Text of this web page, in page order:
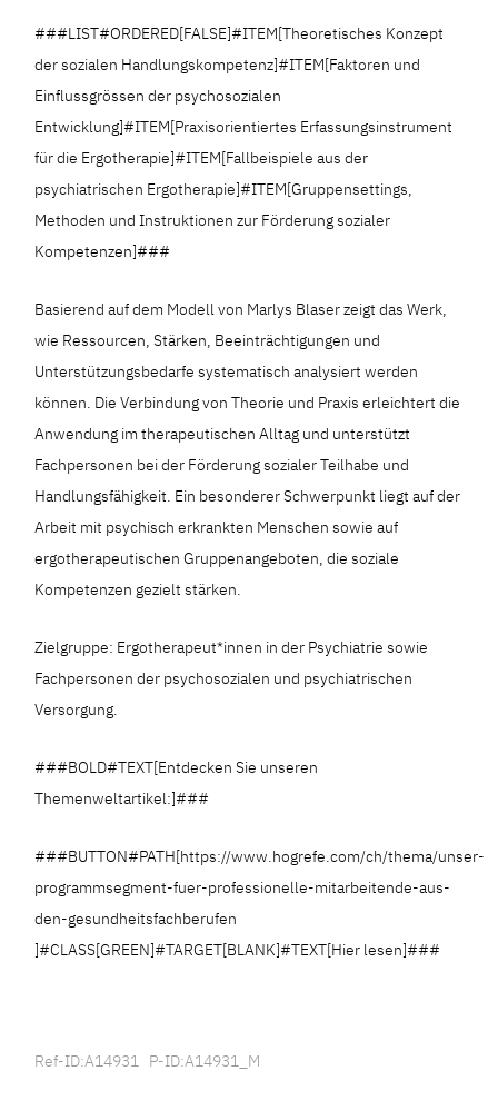
###LIST#ORDERED[FALSE]#ITEM[Theoretisches Konzept
der sozialen Handlungskompetenz]#ITEM[Faktoren und
Einflussgrössen der psychosozialen
Entwicklung]#ITEM[Praxisorientiertes Erfassungsinstrument
für die Ergotherapie]#ITEM[Fallbeispiele aus der
psychiatrischen Ergotherapie]#ITEM[Gruppensettings,
Methoden und Instruktionen zur Förderung sozialer
Kompetenzen]###
Basierend auf dem Modell von Marlys Blaser zeigt das Werk,
wie Ressourcen, Stärken, Beeinträchtigungen und
Unterstützungsbedarfe systematisch analysiert werden
können. Die Verbindung von Theorie und Praxis erleichtert die
Anwendung im therapeutischen Alltag und unterstützt
Fachpersonen bei der Förderung sozialer Teilhabe und
Handlungsfähigkeit. Ein besonderer Schwerpunkt liegt auf der
Arbeit mit psychisch erkrankten Menschen sowie auf
ergotherapeutischen Gruppenangeboten, die soziale
Kompetenzen gezielt stärken.
Zielgruppe: Ergotherapeut*innen in der Psychiatrie sowie
Fachpersonen der psychosozialen und psychiatrischen
Versorgung.
###BOLD#TEXT[Entdecken Sie unseren
Themenweltartikel:]###
###BUTTON#PATH[https://www.hogrefe.com/ch/thema/unser-
programmsegment-fuer-professionelle-mitarbeitende-aus-
den-gesundheitsfachberufen
]#CLASS[GREEN]#TARGET[BLANK]#TEXT[Hier lesen]###
Ref-ID:A14931 P-ID:A14931_M